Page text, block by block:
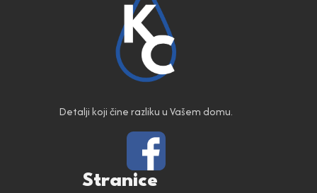
Detalji koji čine razliku u Vašem domu.
Stranice